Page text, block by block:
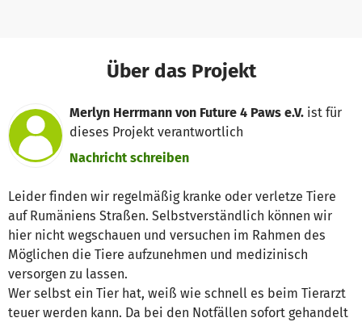
Über das Projekt
Merlyn Herrmann von Future 4 Paws e.V. ist für
dieses Projekt verantwortlich
Nachricht schreiben
Leider finden wir regelmäßig kranke oder verletze Tiere
auf Rumäniens Straßen. Selbstverständlich können wir
hier nicht wegschauen und versuchen im Rahmen des
Möglichen die Tiere aufzunehmen und medizinisch
versorgen zu lassen.
Wer selbst ein Tier hat, weiß wie schnell es beim Tierarzt
teuer werden kann. Da bei den Notfällen sofort gehandelt